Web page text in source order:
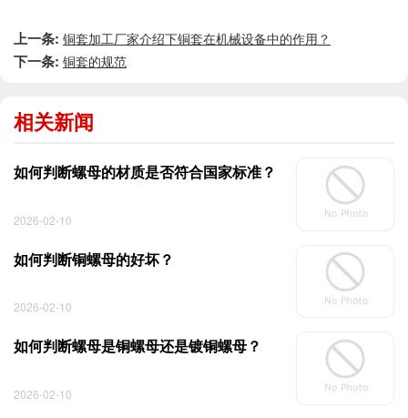
上一条: 铜套加工厂家介绍下铜套在机械设备中的作用？
下一条: 铜套的规范
相关新闻
如何判断螺母的材质是否符合国家标准？
2026-02-10
如何判断铜螺母的好坏？
2026-02-10
如何判断螺母是铜螺母还是镀铜螺母？
2026-02-10